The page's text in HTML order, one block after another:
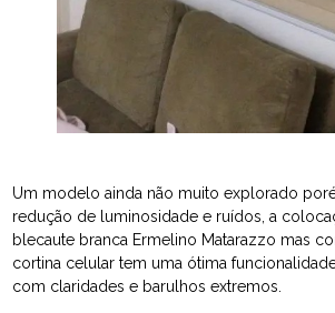
Um modelo ainda não muito explorado
redução de luminosidade e ruídos, a
blecaute branca Ermelino Matarazzo mas
cortina celular tem uma ótima
com claridades e barulhos extremos.